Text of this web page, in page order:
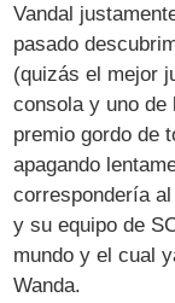
Vandal
pasado
(quizás el mejor
consola y uno de
premio gordo de
apagando
correspondería
y su equipo de
mundo y el cual
Wanda.